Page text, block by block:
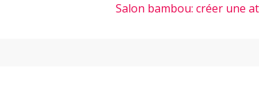
Salon bambou: créer une